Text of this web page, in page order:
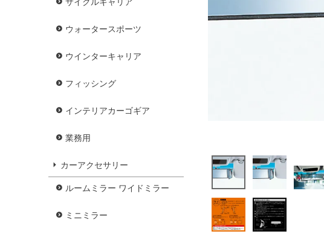
サイクルキャリア
ウォータースポーツ
ウインターキャリア
フィッシング
インテリアカーゴギア
業務用
カーアクセサリー
ルームミラー ワイドミラー
ミニミラー